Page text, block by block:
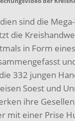
sind die
die
in Form
332 jungen
Soest und
ihre
mit einer Prise